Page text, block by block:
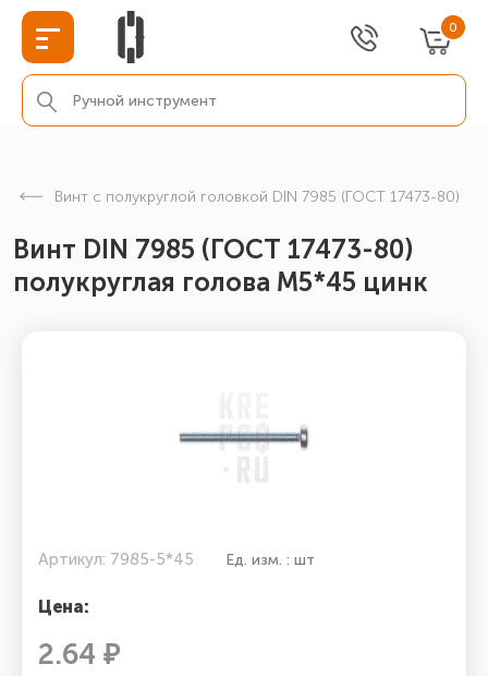
0
Винт с полукруглой головкой DIN 7985 (ГОСТ 17473-80)
Винт DIN 7985 (ГОСТ 17473-80)
полукруглая голова М5*45 цинк
Артикул: 7985-5*45 Ед. изм. : шт
Цена:
2.64 ₽